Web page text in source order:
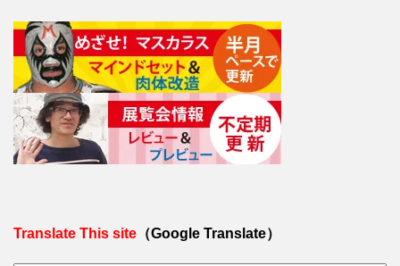
Translate This site （Google Translate）